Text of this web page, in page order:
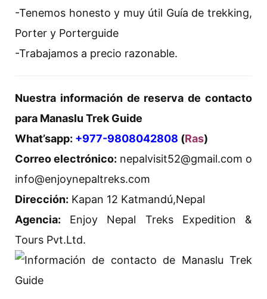
-Tenemos honesto y muy útil Guía de trekking,
Porter y Porterguide
-Trabajamos a precio razonable.
Nuestra información de reserva de contacto
para Manaslu Trek Guide
What’sapp: +977-9808042808 (Ras)
Correo electrónico: nepalvisit52@gmail.com o
info@enjoynepaltreks.com
Dirección: Kapan 12 Katmandú,Nepal
Agencia: Enjoy Nepal Treks Expedition &
Tours Pvt.Ltd.